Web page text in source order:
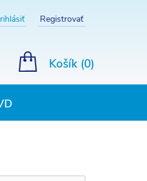
Registrovať
Košík (0)